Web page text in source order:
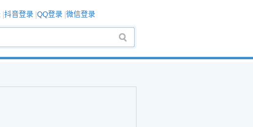
抖音登录 QQ登录 微信登录